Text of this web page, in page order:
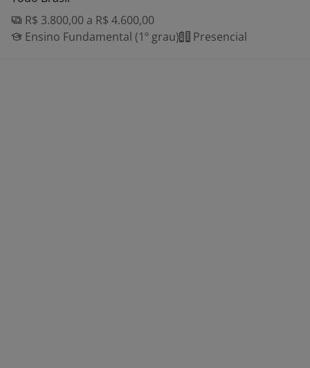
R$ 3.800,00 a R$ 4.600,00
Ensino Fundamental (1º grau)
Presencial